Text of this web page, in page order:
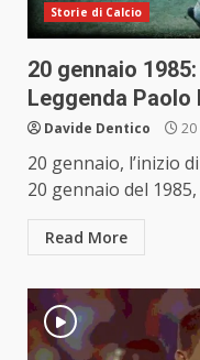
Storie di Calcio
20 gennaio
Leggenda Paolo
Davide Dentico 20
20 gennaio, l’inizio
20 gennaio del
Read More